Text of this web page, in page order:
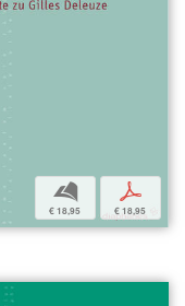
b
€ 18,95
p
€ 18,95